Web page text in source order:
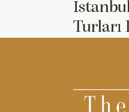
Turları